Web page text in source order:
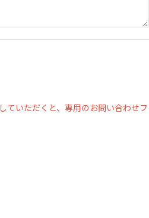
いただくと、専用のお問い合わせフ